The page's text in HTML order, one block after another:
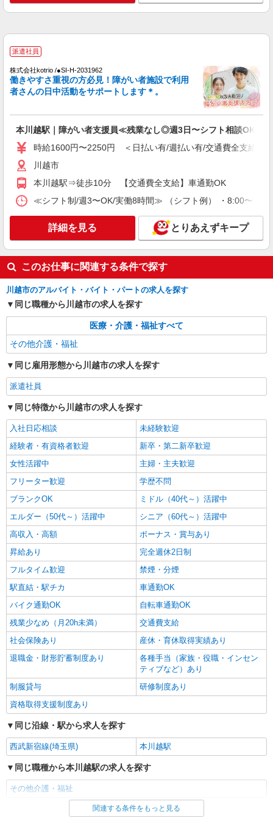
派遣社員
株式会社kotrio /●SI-H-2031962
働きやすさ重視の方必見！障がい者施設で利用
者さんの日中活動をサポートします＊。
本川越駅｜障がい者支援員≪残業なし◎週3日〜シフト相談OK！≫
時給1600円〜2250円 ＜日払い有/週払い有/交通費全支給(ガ
川越市
本川越駅⇒徒歩10分 【交通費全支給】車通勤OK
≪シフト制/週3〜OK/実働8時間≫ （シフト例） ・8:00〜
詳細を見る とりあえずキープ
このお仕事に関連する条件で探す
川越市のアルバイト・バイト・パートの求人を探す
同じ職種から川越市の求人を探す
医療・介護・福祉すべて
その他介護・福祉
同じ雇用形態から川越市の求人を探す
派遣社員
同じ特徴から川越市の求人を探す
入社日応相談
未経験歓迎
経験者・有資格者歓迎
新卒・第二新卒歓迎
女性活躍中
主婦・主夫歓迎
フリーター歓迎
学歴不問
ブランクOK
ミドル（40代～）活躍中
エルダー（50代～）活躍中
シニア（60代～）活躍中
高収入・高額
ボーナス・賞与あり
昇給あり
完全週休2日制
フルタイム歓迎
禁煙・分煙
駅直結・駅チカ
車通勤OK
バイク通勤OK
自転車通勤OK
残業少なめ（月20h未満）
交通費支給
社会保険あり
産休・育休取得実績あり
退職金・財形貯蓄制度あり
各種手当（家族・役職・インセン
ティブなど）あり
制服貸与
研修制度あり
資格取得支援制度あり
同じ沿線・駅から求人を探す
西武新宿線(埼玉県) 本川越駅
同じ職種から本川越駅の求人を探す
その他介護・福祉
同じ雇用形態から本川越駅の求人を探す
関連する条件をもっと見る